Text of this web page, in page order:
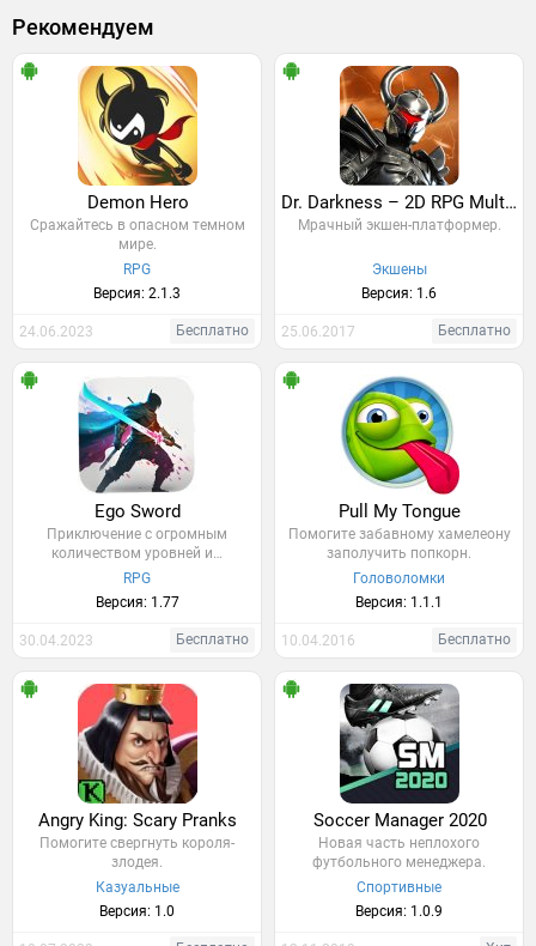
Рекомендуем
Demon Hero
Сражайтесь в опасном темном
мире.
RPG
Версия: 2.1.3
24.06.2023 Бесплатно
Dr. Darkness – 2D RPG Multiplayer
Мрачный экшен-платформер.
Экшены
Версия: 1.6
25.06.2017 Бесплатно
Ego Sword
Приключение с огромным
количеством уровней и…
RPG
Версия: 1.77
30.04.2023 Бесплатно
Pull My Tongue
Помогите забавному хамелеону
заполучить попкорн.
Головоломки
Версия: 1.1.1
10.04.2016 Бесплатно
Angry King: Scary Pranks
Помогите свергнуть короля-
злодея.
Казуальные
Версия: 1.0
Soccer Manager 2020
Новая часть неплохого
футбольного менеджера.
Спортивные
Версия: 1.0.9